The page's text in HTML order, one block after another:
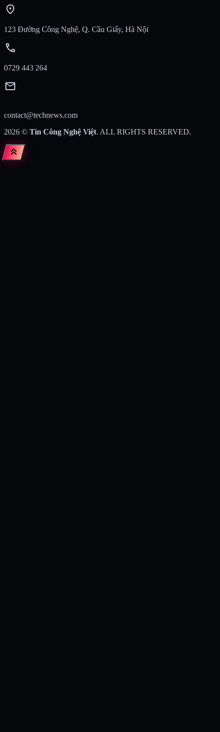
location_on
123 Đường Công Nghệ, Q. Cầu Giấy, Hà Nội
call
0729 443 264
mail
contact@technews.com
2026 © Tin Công Nghệ Việt. ALL RIGHTS RESERVED.
keyboard_double_arrow_up